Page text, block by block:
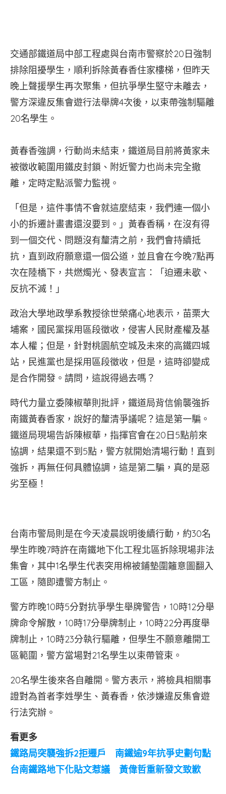
交通部鐵道局中部工程處與台南市警察於20日強制
排除阻擾學生，順利拆除黃春香住家樓梯，但昨天
晚上聲援學生再次聚集，但抗爭學生堅守未離去，
警方深違反集會遊行法舉牌4次後，以束帶強制驅離
20名學生。
黃春香強調，行動尚未結束，鐵道局目前將黃家未
被徵收範圍用鐵皮封鎖、附近警力也尚未完全撤
離，定時定點派警力監視。
「但是，這件事情不會就這麼結束，我們連一個小
小的拆遷計畫書還沒要到。」黃春香稱，在沒有得
到一個交代、問題沒有釐清之前，我們會持續抵
抗，直到政府願意還一個公道，並且會在今晚7點再
次在陸橋下，共燃燭光、發表宣言：「迫遷未歇、
反抗不滅！」
政治大學地政學系教授徐世榮痛心地表示，苗栗大
埔案，國民黨採用區段徵收，侵害人民財產權及基
本人權；但是，針對桃園航空城及未來的高鐵四城
站，民進黨也是採用區段徵收，但是，這時卻變成
是合作開發。請問，這說得過去嗎？
時代力量立委陳椒華則批評，鐵道局背信偷襲強拆
南鐵黃春香家，說好的釐清爭議呢？這是第一騙。
鐵道局現場告訴陳椒華，指揮官會在20日5點前來
協調，結果還不到5點，警方就開始清場行動！直到
強拆，再無任何具體協調，這是第二騙，真的是惡
劣至極！
台南市警局則是在今天凌晨說明後續行動，約30名
學生昨晚7時許在南鐵地下化工程北區拆除現場非法
集會，其中1名學生代表突用棉被鋪墊圍籬意圖翻入
工區，隨即遭警方制止。
警方昨晚10時5分對抗爭學生舉牌警告，10時12分舉
牌命令解散，10時17分舉牌制止，10時22分再度舉
牌制止，10時23分執行驅離，但學生不願意離開工
區範圍，警方當場對21名學生以束帶管束。
20名學生後來各自離開。警方表示，將檢具相關事
證對為首者李姓學生、黃春香，依涉嫌違反集會遊
行法究辦。
看更多
鐵路局突襲強拆2拒遷戶 南鐵逾9年抗爭史劃句點
台南鐵路地下化貼文惹議 黃偉哲重新發文致歉